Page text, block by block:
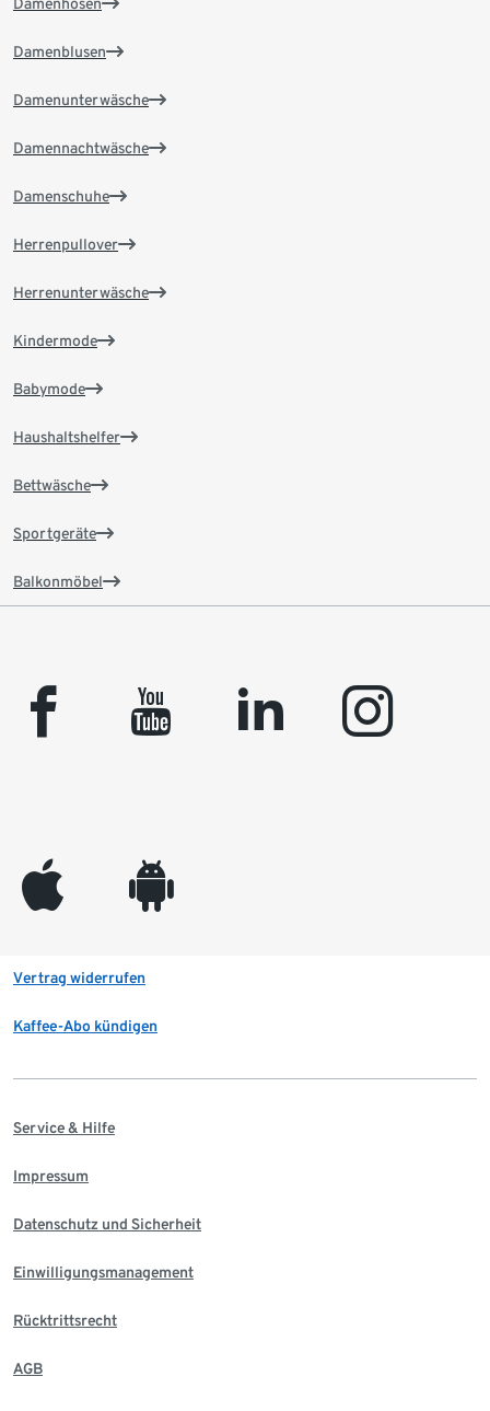
Damenblusen
Damenunterwäsche
Damennachtwäsche
Damenschuhe
Herrenpullover
Herrenunterwäsche
Kindermode
Babymode
Haushaltshelfer
Bettwäsche
Sportgeräte
Balkonmöbel
facebook youtube linkedin instagram
appleinc android
Vertrag widerrufen
Kaffee-Abo kündigen
Service & Hilfe
Impressum
Datenschutz und Sicherheit
Einwilligungsmanagement
Rücktrittsrecht
AGB